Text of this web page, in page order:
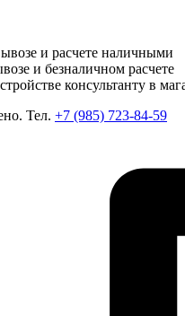
и расчете наличными
и безналичном расчете
консультанту в
Тел. +7 (985) 723-84-59